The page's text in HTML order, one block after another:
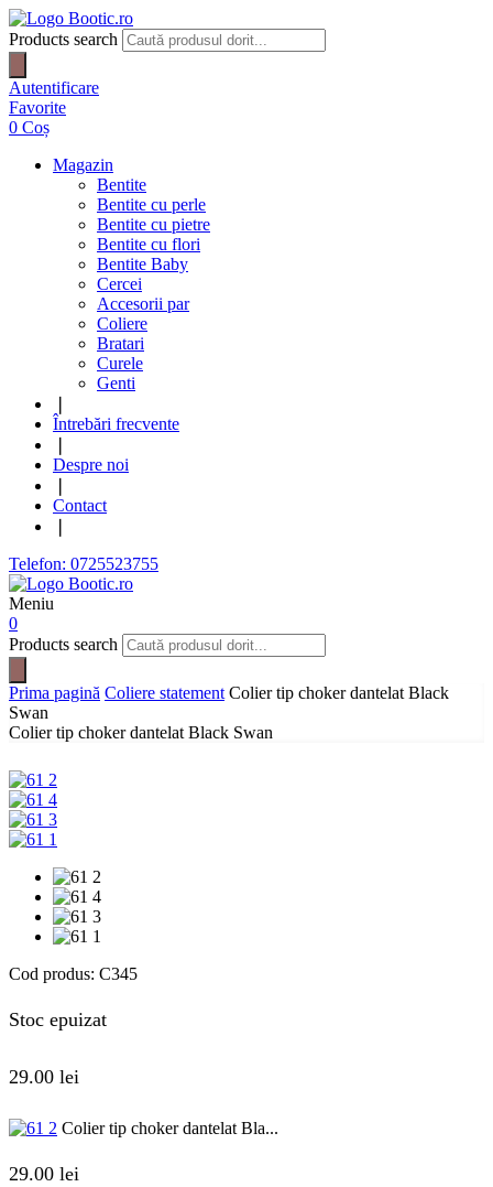
Products search
Autentificare
Favorite
0 Coș
Magazin
Bentite
Bentite cu perle
Bentite cu pietre
Bentite cu flori
Bentite Baby
Cercei
Accesorii par
Coliere
Bratari
Curele
Genti
Întrebări frecvente
Despre noi
Contact
Telefon: 0725523755
Meniu
0
Products search
Prima pagină Coliere statement Colier tip choker dantelat Black
Swan
Colier tip choker dantelat Black Swan
Cod produs: C345
Stoc epuizat
29.00 lei
Colier tip choker dantelat Bla...
29.00 lei